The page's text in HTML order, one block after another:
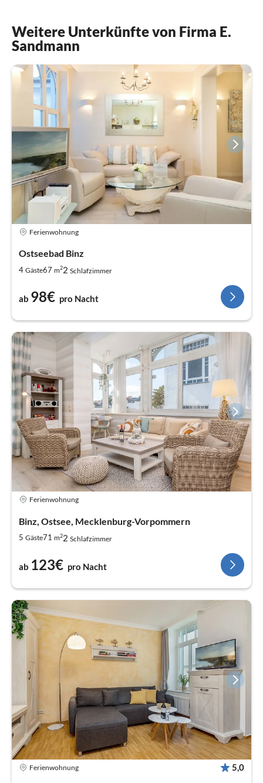
Weitere Unterkünfte von Firma E.
Sandmann
Ferienwohnung
Ostseebad Binz
4 Gäste67 m22 Schlafzimmer
ab 98€ pro Nacht
Ferienwohnung
Binz, Ostsee, Mecklenburg-Vorpommern
5 Gäste71 m22 Schlafzimmer
ab 123€ pro Nacht
Ferienwohnung 5,0